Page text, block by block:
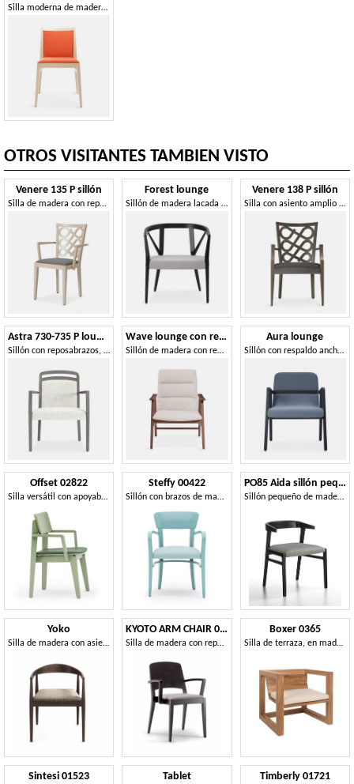
Silla moderna de madera, asiento y respaldo acolchados.
OTROS VISITANTES TAMBIEN VISTO
Venere 135 P sillón
Silla de madera con reposabrazos y respaldo original.
Forest lounge
Sillón de madera lacada en negro.
Venere 138 P sillón
Silla con asiento amplio y mullido, con reposabrazos.
Astra 730-735 P lounge
Sillón con reposabrazos, con asiento blando.
Wave lounge con reposabrazos
Sillón de madera con reposabrazos.
Aura lounge
Sillón con respaldo ancho y ligeramente inclinado.
Offset 02822
Silla versátil con apoyabrazos disponibles en varios acabados
Steffy 00422
Sillón con brazos de madera maciza, asiento tapizado, por contrato y uso doméstico
PO85 Aida sillón pequeño
Sillón pequeño de madera maciza con un diseño esencial y ligero.
Yoko
Silla de madera con asiento acolchado.
KYOTO ARM CHAIR 047 SB
Silla de madera con reposabrazos, asiento tapizado
Boxer 0365
Silla de terraza, en madera
Sintesi 01523 Tablet Timberly 01721